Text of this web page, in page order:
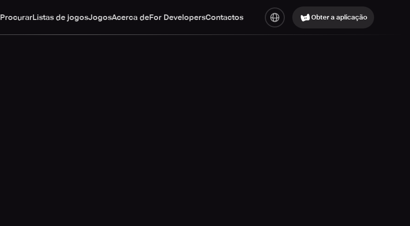
ProcurarListas de jogosJogosAcerca deFor DevelopersContactos Obter a aplicação